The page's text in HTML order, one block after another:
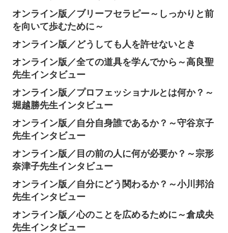
オンライン版／ブリーフセラピー～しっかりと前
を向いて歩むために～
オンライン版／どうしても人を許せないとき
オンライン版／全ての道具を学んでから～高良聖
先生インタビュー
オンライン版／プロフェッショナルとは何か？～
堀越勝先生インタビュー
オンライン版／自分自身誰であるか？～守谷京子
先生インタビュー
オンライン版／目の前の人に何が必要か？～宗形
奈津子先生インタビュー
オンライン版／自分にどう関わるか？～小川邦治
先生インタビュー
オンライン版／心のことを広めるために～倉成央
先生インタビュー